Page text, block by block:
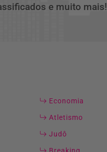
e muito mais!
Economia
Atletismo
Judô